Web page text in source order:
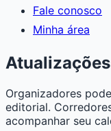
Fale conosco
Minha área
Atualizações
Organizadores
editorial.
acompanhar seu